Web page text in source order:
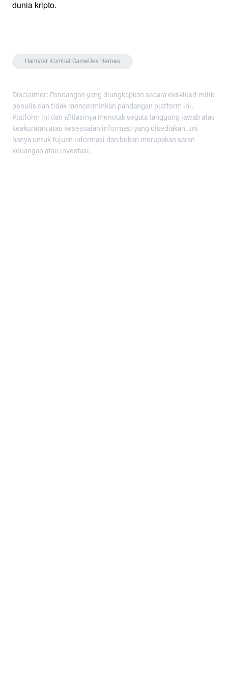
dunia kripto.
Hamster Kombat GameDev Heroes
Disclaimer: Pandangan yang diungkapkan secara eksklusif milik
penulis dan tidak mencerminkan pandangan platform ini.
Platform ini dan afiliasinya menolak segala tanggung jawab atas
keakuratan atau kesesuaian informasi yang disediakan. Ini
hanya untuk tujuan informasi dan bukan merupakan saran
keuangan atau investasi.